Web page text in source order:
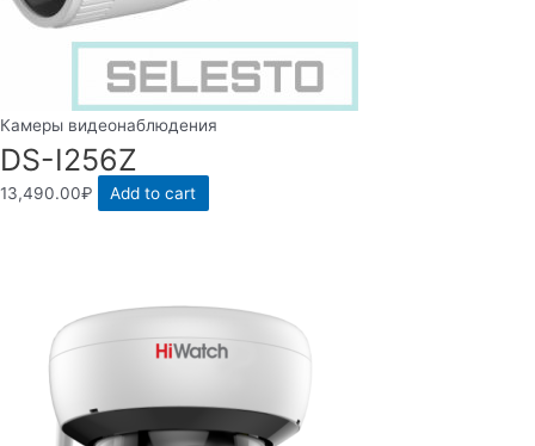
Камеры видеонаблюдения
DS-I256Z
13,490.00₽ Add to cart